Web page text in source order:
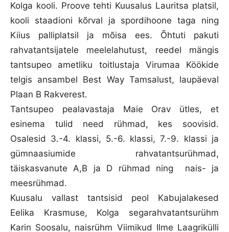
Kolga kooli. Proove tehti Kuusalus Lauritsa platsil,
kooli staadioni kõrval ja spordihoone taga ning
Kiius palliplatsil ja mõisa ees. Õhtuti pakuti
rahvatantsijatele meelelahutust, reedel mängis
tantsupeo ametliku toitlustaja Virumaa Köökide
telgis ansambel Best Way Tamsalust, laupäeval
Plaan B Rakverest.
Tantsupeo pealavastaja Maie Orav ütles, et
esinema tulid need rühmad, kes soovisid.
Osalesid 3.-4. klassi, 5.-6. klassi, 7.-9. klassi ja
gümnaasiumide rahvatantsurühmad,
täiskasvanute A,B ja D rühmad ning nais- ja
meesrühmad.
Kuusalu vallast tantsisid peol Kabujalakesed
Eelika Krasmuse, Kolga segarahvatantsurühm
Karin Soosalu, naisrühm Viimikud Ilme Laagrikülli